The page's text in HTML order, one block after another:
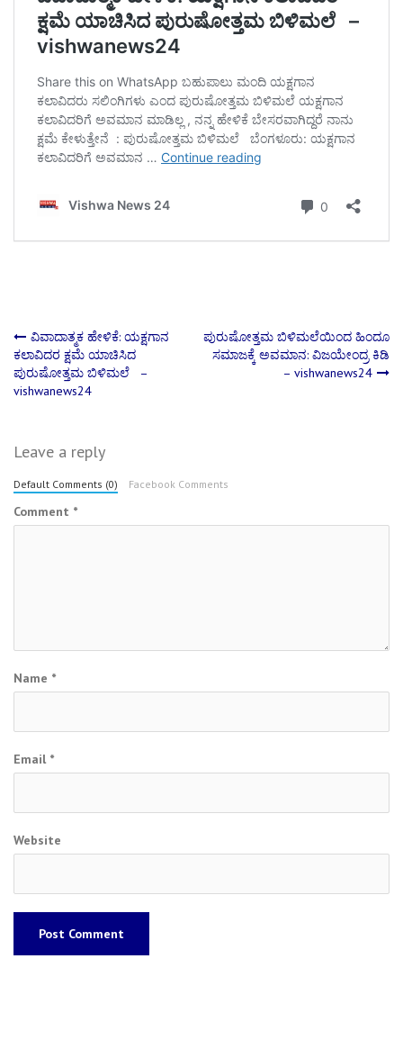
Post
navigation
ವಿವಾದಾತ್ಮಕ ಹೇಳಿಕೆ: ಯಕ್ಷಗಾನ
ಕಲಾವಿದರ ಕ್ಷಮೆ ಯಾಚಿಸಿದ
ಪುರುಷೋತ್ತಮ ಬಿಳಿಮಲೆ –
vishwanews24
ಪುರುಷೋತ್ತಮ ಬಿಳಿಮಲೆಯಿಂದ ಹಿಂದೂ
ಸಮಾಜಕ್ಕೆ ಅವಮಾನ: ವಿಜಯೇಂದ್ರ ಕಿಡಿ
– vishwanews24
Leave a reply
Default Comments (0) Facebook Comments
Comment *
Name *
Email *
Website